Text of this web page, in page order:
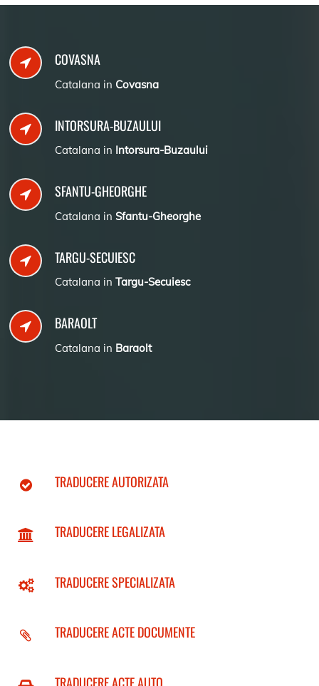
COVASNA
Catalana in Covasna
INTORSURA-BUZAULUI
Catalana in Intorsura-Buzaului
SFANTU-GHEORGHE
Catalana in Sfantu-Gheorghe
TARGU-SECUIESC
Catalana in Targu-Secuiesc
BARAOLT
Catalana in Baraolt
TRADUCERE AUTORIZATA
TRADUCERE LEGALIZATA
TRADUCERE SPECIALIZATA
TRADUCERE ACTE DOCUMENTE
TRADUCERE ACTE AUTO